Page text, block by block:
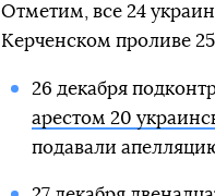
Отметим, все 24
Керченском проливе 25
26 декабря
арестом 20
подавали